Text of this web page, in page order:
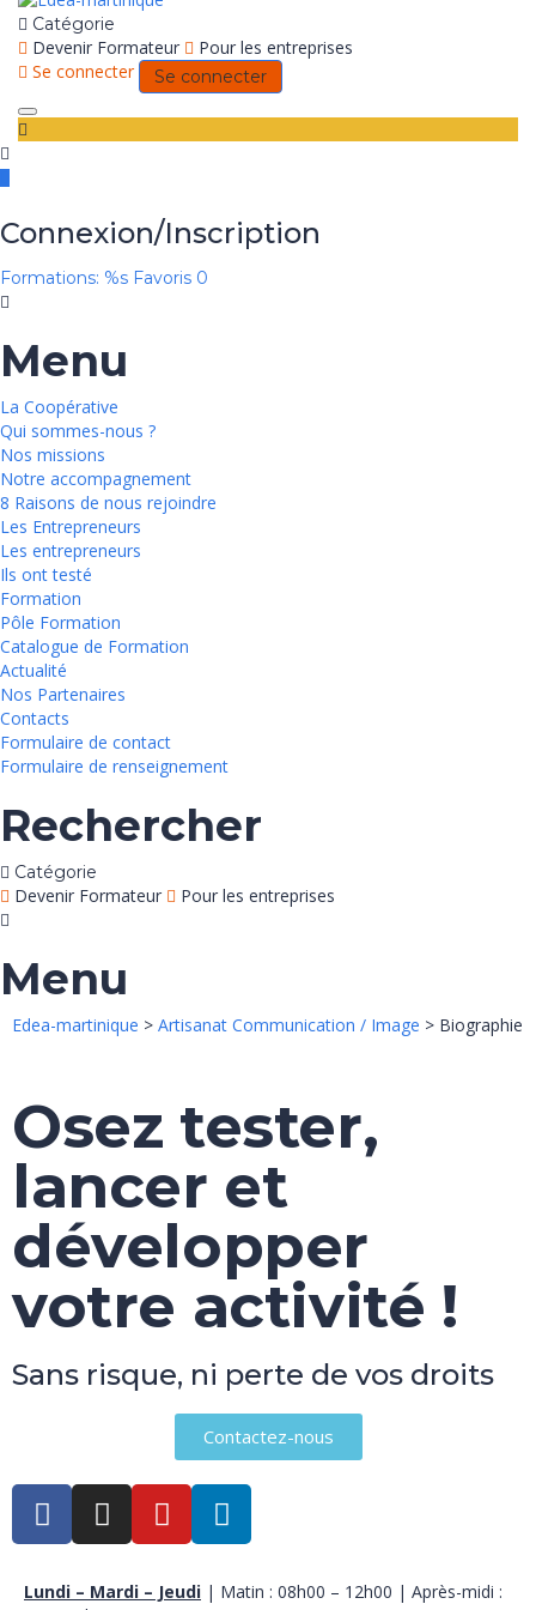
Catégorie
Devenir Formateur
Pour les entreprises
Se connecter
Se connecter
Toggle
navigation
Connexion/Inscription
Formations: %s Favoris 0
Menu
La Coopérative
Qui sommes-nous ?
Nos missions
Notre accompagnement
8 Raisons de nous rejoindre
Les Entrepreneurs
Les entrepreneurs
Ils ont testé
Formation
Pôle Formation
Catalogue de Formation
Actualité
Nos Partenaires
Contacts
Formulaire de contact
Formulaire de renseignement
Rechercher
Catégorie
Devenir Formateur Pour les entreprises
Menu
Edea-martinique > Artisanat Communication / Image > Biographie
Osez tester,
lancer et
développer
votre activité !
Sans risque, ni perte de vos droits
Contactez-nous
Lundi – Mardi – Jeudi | Matin : 08h00 – 12h00 | Après-midi :